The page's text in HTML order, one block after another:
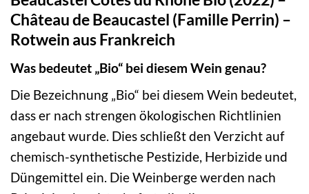
Château de Beaucastel (Famille Perrin) –
Rotwein aus Frankreich
Was bedeutet „Bio“ bei diesem Wein genau?
Die Bezeichnung „Bio“ bei diesem Wein bedeutet,
dass er nach strengen ökologischen Richtlinien
angebaut wurde. Dies schließt den Verzicht auf
chemisch-synthetische Pestizide, Herbizide und
Düngemittel ein. Die Weinberge werden nach